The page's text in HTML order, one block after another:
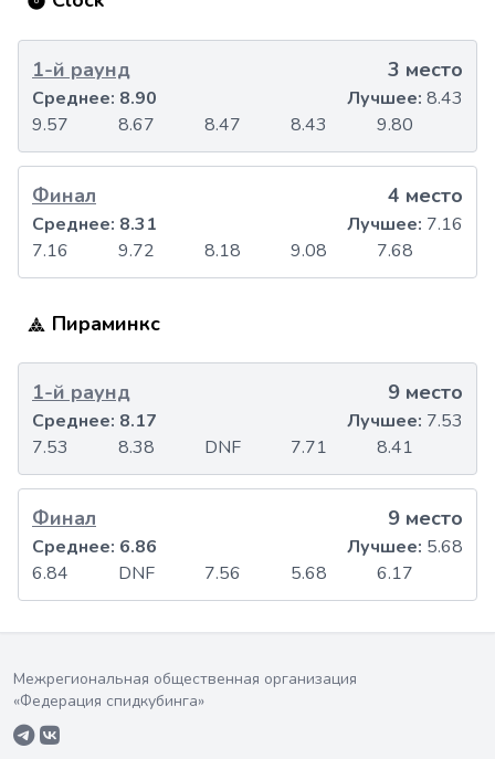
1-й раунд 3 место
9.57 8.67 8.47 8.43 9.80
Среднее: 8.90 Лучшее: 8.43
Финал 4 место
7.16 9.72 8.18 9.08 7.68
Среднее: 8.31 Лучшее: 7.16
Пираминкс
1-й раунд 9 место
7.53 8.38 DNF 7.71 8.41
Среднее: 8.17 Лучшее: 7.53
Финал 9 место
6.84 DNF 7.56 5.68 6.17
Среднее: 6.86 Лучшее: 5.68
Межрегиональная общественная организация
«Федерация спидкубинга»